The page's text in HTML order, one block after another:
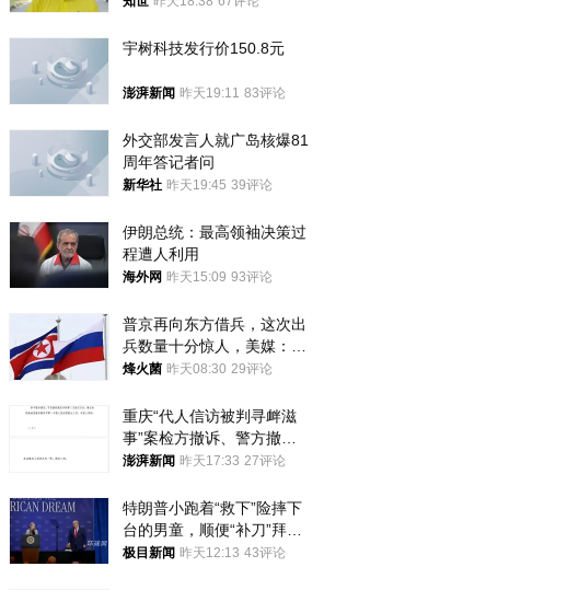
宇树科技发行价150.8元
澎湃新闻 昨天19:11 83评论
外交部发言人就广岛核爆81
周年答记者问
新华社 昨天19:45 39评论
伊朗总统：最高领袖决策过
程遭人利用
海外网 昨天15:09 93评论
普京再向东方借兵，这次出
兵数量十分惊人，美媒：俄
朝要动真格？
烽火菌 昨天08:30 29评论
重庆“代人信访被判寻衅滋
事”案检方撤诉、警方撤
案，两被告人获国赔
澎湃新闻 昨天17:33 27评论
特朗普小跑着“救下”险摔下
台的男童，顺便“补刀”拜
登：“我可不想他像拜登一
极目新闻 昨天12:13 43评论